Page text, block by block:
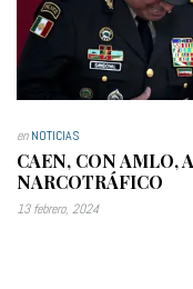
enNOTICIAS
CAEN, CON AMLO,
NARCOTRÁFICO
13 febrero, 2024